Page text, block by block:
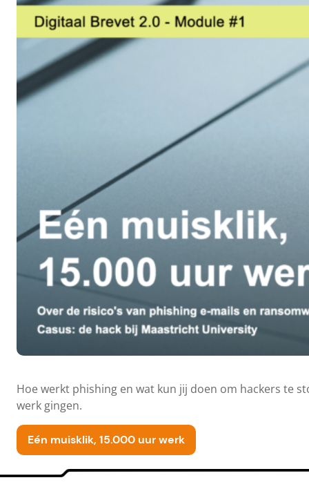
Hoe werkt phishing en wat kun jij doen om hackers te
werk gingen.
Eén muisklik, 15.000 uur werk